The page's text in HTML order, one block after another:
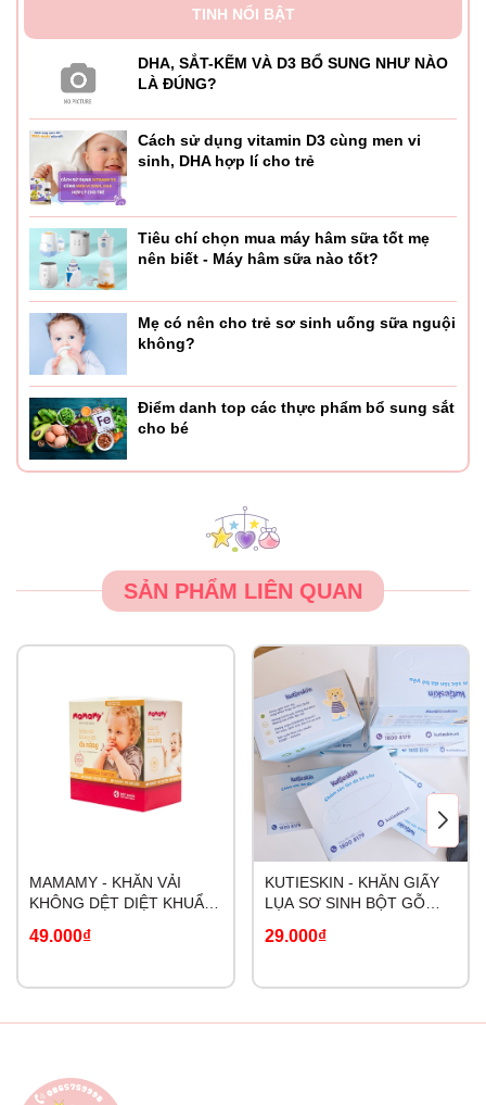
TINH NỔI BẬT
DHA, SẮT-KẼM VÀ D3 BỔ SUNG NHƯ NÀO
LÀ ĐÚNG?
Cách sử dụng vitamin D3 cùng men vi
sinh, DHA hợp lí cho trẻ
Tiêu chí chọn mua máy hâm sữa tốt mẹ
nên biết - Máy hâm sữa nào tốt?
Mẹ có nên cho trẻ sơ sinh uống sữa nguội
không?
Điểm danh top các thực phẩm bổ sung sắt
cho bé
SẢN PHẨM LIÊN QUAN
MAMAMY - KHĂN VẢI
KHÔNG DỆT DIỆT KHUẨN
49.000₫
KUTIESKIN - KHĂN GIẤY
LỤA SƠ SINH BỘT GỖ
29.000₫